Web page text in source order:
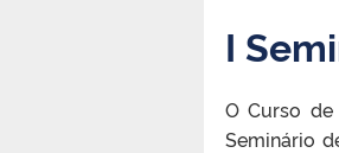
I
O Curso
Seminário